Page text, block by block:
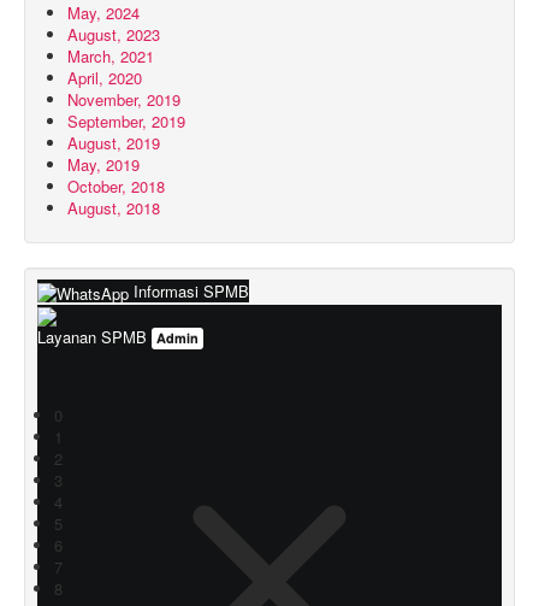
0
1
2
3
4
5
6
7
8
May, 2024
August, 2023
March, 2021
April, 2020
November, 2019
September, 2019
August, 2019
May, 2019
October, 2018
August, 2018
Informasi SPMB
Layanan SPMB Admin